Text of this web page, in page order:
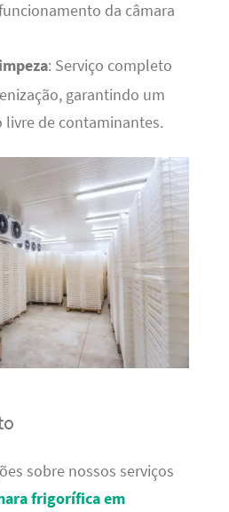
da câmara
: Serviço completo
garantindo um
de contaminantes.
sobre nossos serviços
frigorífica em